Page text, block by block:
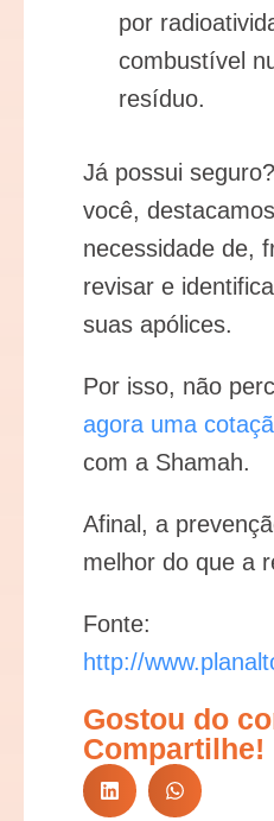
por
combustível
resíduo.
Já possui
você,
necessidade de,
revisar e
suas apólices.
Por isso, não
agora uma
com a Shamah.
Afinal, a
melhor do que a
Fonte:
http://
Gostou do
Compartilhe!